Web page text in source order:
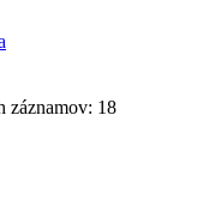
záznamov: 18